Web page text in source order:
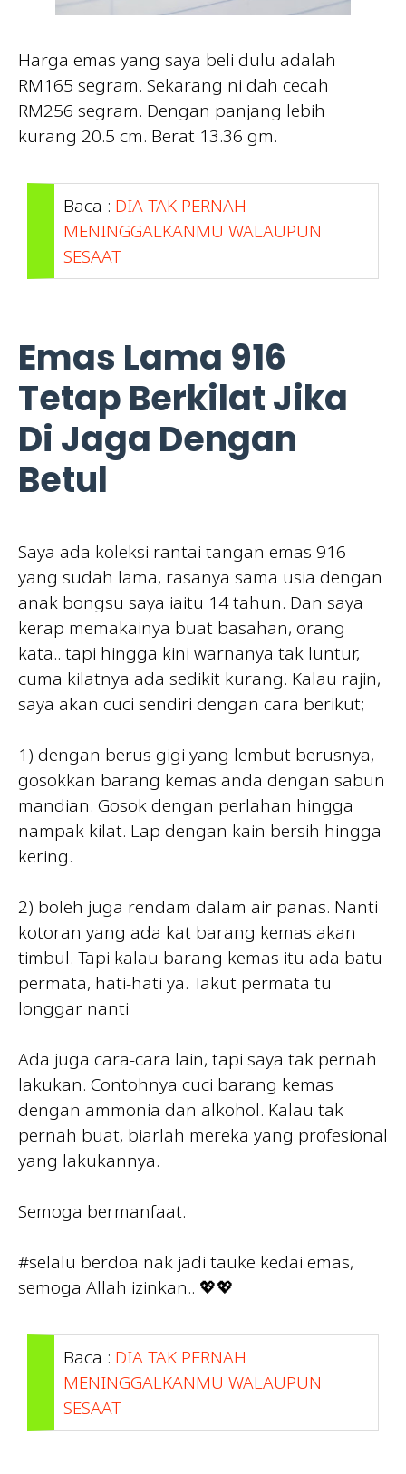
Harga emas yang saya beli dulu adalah
RM165 segram. Sekarang ni dah cecah
RM256 segram. Dengan panjang lebih
kurang 20.5 cm. Berat 13.36 gm.
Baca : DIA TAK PERNAH
MENINGGALKANMU WALAUPUN
SESAAT
Emas Lama 916
Tetap Berkilat Jika
Di Jaga Dengan
Betul
Saya ada koleksi rantai tangan emas 916
yang sudah lama, rasanya sama usia dengan
anak bongsu saya iaitu 14 tahun. Dan saya
kerap memakainya buat basahan, orang
kata.. tapi hingga kini warnanya tak luntur,
cuma kilatnya ada sedikit kurang. Kalau rajin,
saya akan cuci sendiri dengan cara berikut;
1) dengan berus gigi yang lembut berusnya,
gosokkan barang kemas anda dengan sabun
mandian. Gosok dengan perlahan hingga
nampak kilat. Lap dengan kain bersih hingga
kering.
2) boleh juga rendam dalam air panas. Nanti
kotoran yang ada kat barang kemas akan
timbul. Tapi kalau barang kemas itu ada batu
permata, hati-hati ya. Takut permata tu
longgar nanti
Ada juga cara-cara lain, tapi saya tak pernah
lakukan. Contohnya cuci barang kemas
dengan ammonia dan alkohol. Kalau tak
pernah buat, biarlah mereka yang profesional
yang lakukannya.
Semoga bermanfaat.
#selalu berdoa nak jadi tauke kedai emas,
semoga Allah izinkan.. 💖💖
Baca : DIA TAK PERNAH
MENINGGALKANMU WALAUPUN
SESAAT